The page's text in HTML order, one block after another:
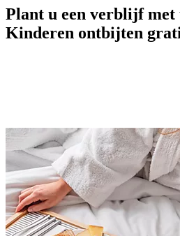
Plant u een verblijf met
Kinderen ontbijten